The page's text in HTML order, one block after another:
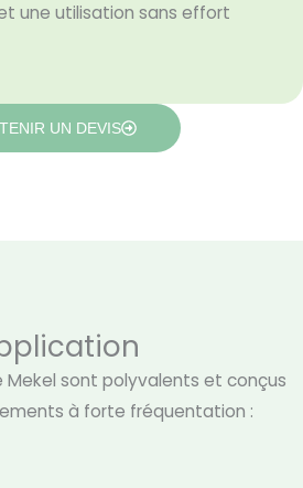
une utilisation sans effort
UN DEVIS
Mekel sont polyvalents et conçus
à forte fréquentation :